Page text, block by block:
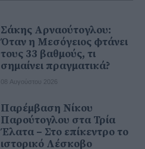
Σάκης Αρναούτογλου:
Όταν η Μεσόγειος φτάνει
τους 33 βαθμούς, τι
σημαίνει πραγματικά?
08 Αυγούστου 2026
Παρέμβαση Νίκου
Παρούτογλου στα Τρία
Έλατα – Στο επίκεντρο το
ιστορικό Λέσκοβο